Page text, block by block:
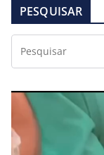
PESQUISAR